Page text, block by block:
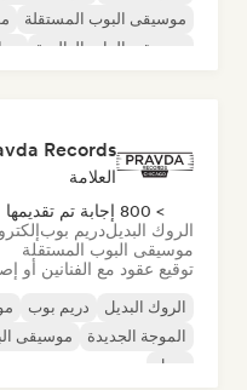
موسيقى البوب المستقلة
موسيقى الراب العالمية
Records
العلامة
> 800 إجابة تم تقديمها
الروك البديلدريم بوب
موسيقى البوب المستقلة
توقيع عقود مع الفنانين أو
الروك البديل دريم بوب
الموجة الجديدة
موسيقى
سول